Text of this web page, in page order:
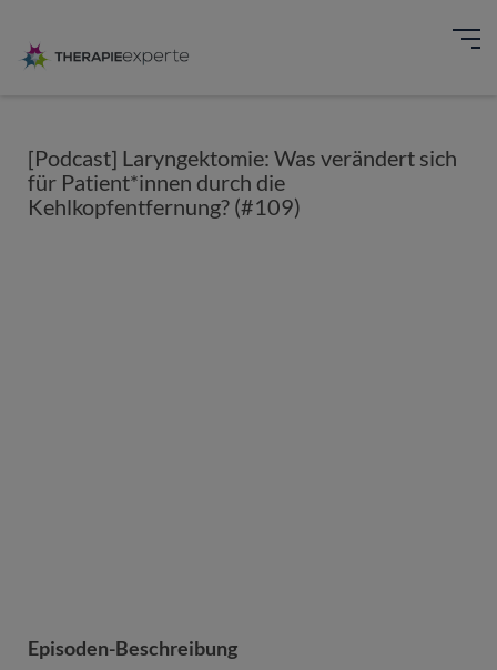
[Podcast] Laryngektomie: Was verändert sich
für Patient*innen durch die
Kehlkopfentfernung? (#109)
Episoden-Beschreibung